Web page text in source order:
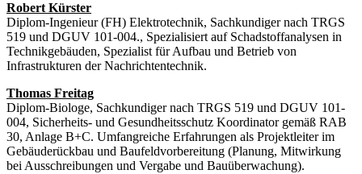
Robert Kürster
Diplom-Ingenieur (FH) Elektrotechnik, Sachkundiger nach TRGS
519 und DGUV 101-004., Spezialisiert auf Schadstoffanalysen in
Technikgebäuden, Spezialist für Aufbau und Betrieb von
Infrastrukturen der Nachrichtentechnik.
Thomas Freitag
Diplom-Biologe, Sachkundiger nach TRGS 519 und DGUV 101-
004, Sicherheits- und Gesundheitsschutz Koordinator gemäß RAB
30, Anlage B+C. Umfangreiche Erfahrungen als Projektleiter im
Gebäuderückbau und Baufeldvorbereitung (Planung, Mitwirkung
bei Ausschreibungen und Vergabe und Bauüberwachung).